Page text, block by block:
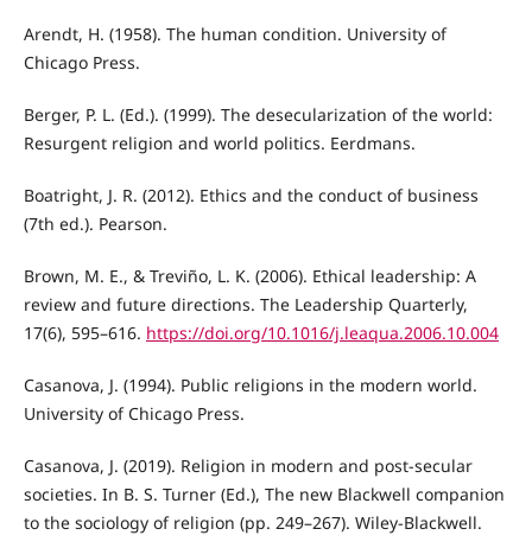
Arendt, H. (1958). The human condition. University of
Chicago Press.
Berger, P. L. (Ed.). (1999). The desecularization of the world:
Resurgent religion and world politics. Eerdmans.
Boatright, J. R. (2012). Ethics and the conduct of business
(7th ed.). Pearson.
Brown, M. E., & Treviño, L. K. (2006). Ethical leadership: A
review and future directions. The Leadership Quarterly,
17(6), 595–616. https://doi.org/10.1016/j.leaqua.2006.10.004
Casanova, J. (1994). Public religions in the modern world.
University of Chicago Press.
Casanova, J. (2019). Religion in modern and post-secular
societies. In B. S. Turner (Ed.), The new Blackwell companion
to the sociology of religion (pp. 249–267). Wiley-Blackwell.